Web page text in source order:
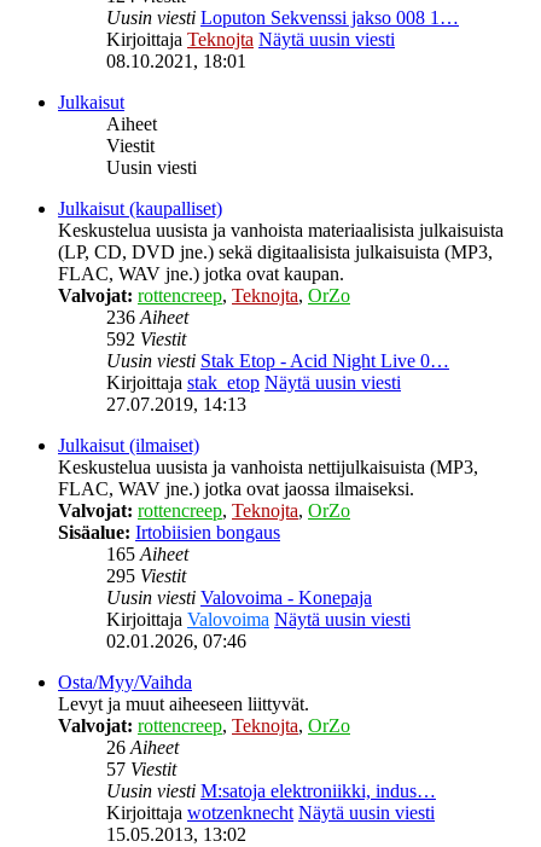
Uusin viesti Loputon Sekvenssi jakso 008 1…
Kirjoittaja Teknojta Näytä uusin viesti
08.10.2021, 18:01
Julkaisut
Aiheet
Viestit
Uusin viesti
Julkaisut (kaupalliset)
Keskustelua uusista ja vanhoista materiaalisista julkaisuista
(LP, CD, DVD jne.) sekä digitaalisista julkaisuista (MP3,
FLAC, WAV jne.) jotka ovat kaupan.
Valvojat: rottencreep, Teknojta, OrZo
236Aiheet
592 Viestit
Uusin viesti Stak Etop - Acid Night Live 0…
Kirjoittaja stak_etop Näytä uusin viesti
27.07.2019, 14:13
Julkaisut (ilmaiset)
Keskustelua uusista ja vanhoista nettijulkaisuista (MP3,
FLAC, WAV jne.) jotka ovat jaossa ilmaiseksi.
Valvojat: rottencreep, Teknojta, OrZo
Sisäalue: Irtobiisien bongaus
165Aiheet
295 Viestit
Uusin viesti Valovoima - Konepaja
Kirjoittaja Valovoima Näytä uusin viesti
02.01.2026, 07:46
Osta/Myy/Vaihda
Levyt ja muut aiheeseen liittyvät.
Valvojat: rottencreep, Teknojta, OrZo
26Aiheet
57 Viestit
Uusin viesti M:satoja elektroniikki, indus…
Kirjoittaja wotzenknecht Näytä uusin viesti
15.05.2013, 13:02